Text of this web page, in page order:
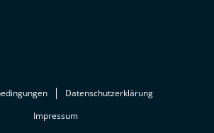
Datenschutzerklärung
Impressum